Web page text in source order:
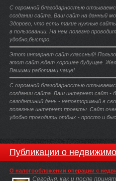
С огромной благодарностью
создании сайта. Ваш сайт на данный
Здорово, что есть такие нужные
в пользовании. На нем полезно
удобно,быстро.
Этот интернет сайт классный!
этот сайт ждет хорошее будущее.
Вашими работами чаще!
С огромной благодарностью
создании сайта. Ваш интернет сайт -
сегодняшний день - неповторимый в
полезные интернет проекты. Сайт
удобно проводить отдых - просто и
Публикации о
О налогообложении операции с
Сегодня, как и после